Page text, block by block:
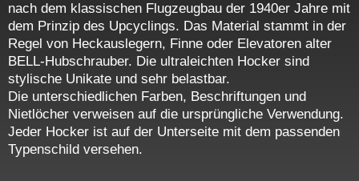
nach dem klassischen Flugzeugbau der 1940er Jahre mit
dem Prinzip des Upcyclings. Das Material stammt in der
Regel von Heckauslegern, Finne oder Elevatoren alter
BELL-Hubschrauber. Die ultraleichten Hocker sind
stylische Unikate und sehr belastbar.
Die unterschiedlichen Farben, Beschriftungen und
Nietlöcher verweisen auf die ursprüngliche Verwendung.
Jeder Hocker ist auf der Unterseite mit dem passenden
Typenschild versehen.